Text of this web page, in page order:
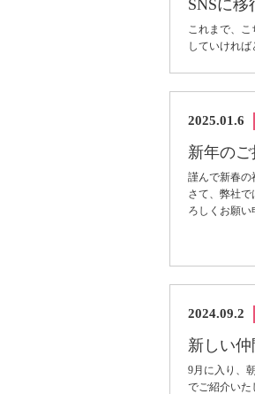
SNSに移
これまで、こ
していけれ
2025.01.6
新年の
謹んで新春の
さて、弊社で
ろしくお願い
2024.09.2
新しい仲
9月に入り、
でご紹介いた